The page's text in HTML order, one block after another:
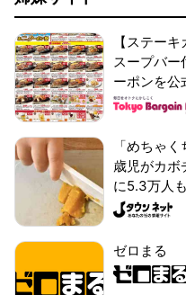
【ステー
スープバー
ーポンを公
「めちゃ
歳児がカボ
に5.3万人
ゼロまる